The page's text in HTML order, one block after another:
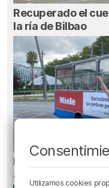
Recuperado el
la ría de Bilbao
Planes para esta
alrededores: del 4
Utilizamos cookies